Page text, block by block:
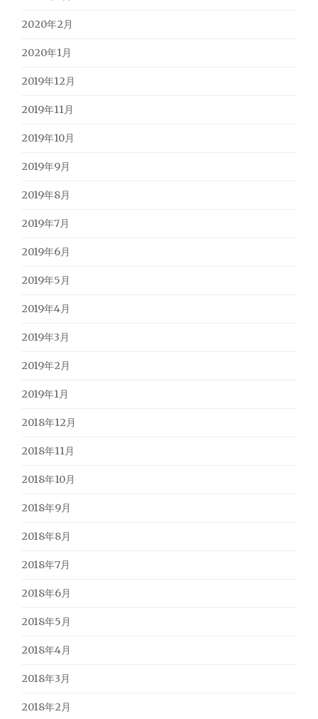
2020年2月
2020年1月
2019年12月
2019年11月
2019年10月
2019年9月
2019年8月
2019年7月
2019年6月
2019年5月
2019年4月
2019年3月
2019年2月
2019年1月
2018年12月
2018年11月
2018年10月
2018年9月
2018年8月
2018年7月
2018年6月
2018年5月
2018年4月
2018年3月
2018年2月